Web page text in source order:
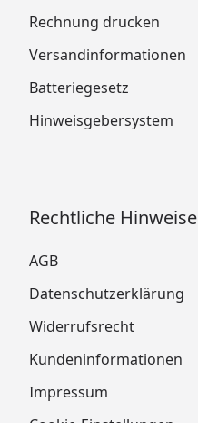
Rechnung drucken
Versandinformationen
Batteriegesetz
Hinweisgebersystem
Rechtliche Hinweise
AGB
Datenschutzerklärung
Widerrufsrecht
Kundeninformationen
Impressum